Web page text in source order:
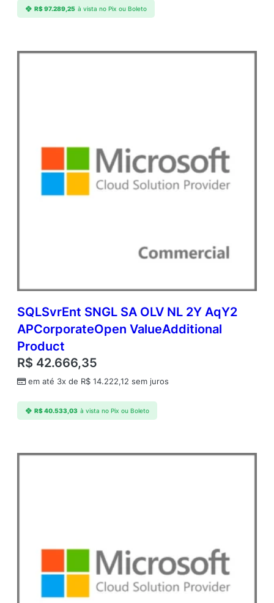
R$97.289,25 à vista no Pix ou Boleto
SQLSvrEnt SNGL SA OLV NL 2Y AqY2
APCorporateOpen ValueAdditional
Product
R$ 42.666,35
em até 3x de R$ 14.222,12 sem juros
R$40.533,03 à vista no Pix ou Boleto